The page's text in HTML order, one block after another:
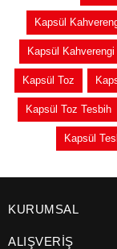
Kapsül
Kapsül
Kapsül Toz
Kapsül Toz Tesbih
Kapsül
KURUMSAL
ALIŞVERİŞ